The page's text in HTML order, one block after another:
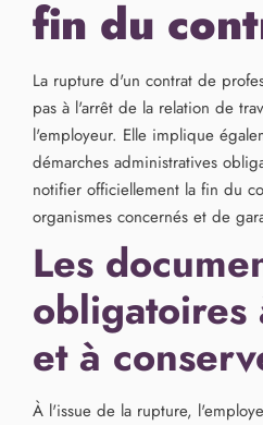
fin du
La rupture d'un contrat de
pas à l'arrêt de la relation de
l'employeur. Elle implique
démarches administratives
notifier officiellement la fin du
organismes concernés et de
Les
et à
À l'issue de la rupture,